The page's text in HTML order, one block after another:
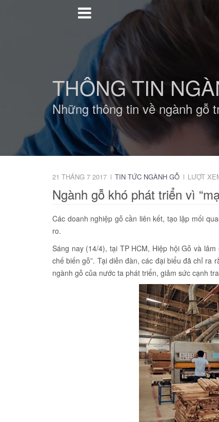
THÔNG TIN
Những thông tin về ngành gỗ
21 THÁNG 7 2017 TIN TỨC NGÀNH GỖ LƯỢT
Ngành gỗ khó phát triển vì
Các doanh nghiệp gỗ cần liên kết, tạo lập mối
ro.
Sáng nay (14/4), tại TP HCM, Hiệp hội Gỗ và
chế biến gỗ”. Tại diễn đàn, các đại biểu đã chỉ ra
ngành gỗ của nước ta phát triển, giảm sức cạnh